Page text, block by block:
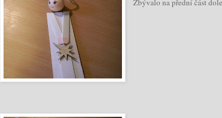
Zbývalo na přední část